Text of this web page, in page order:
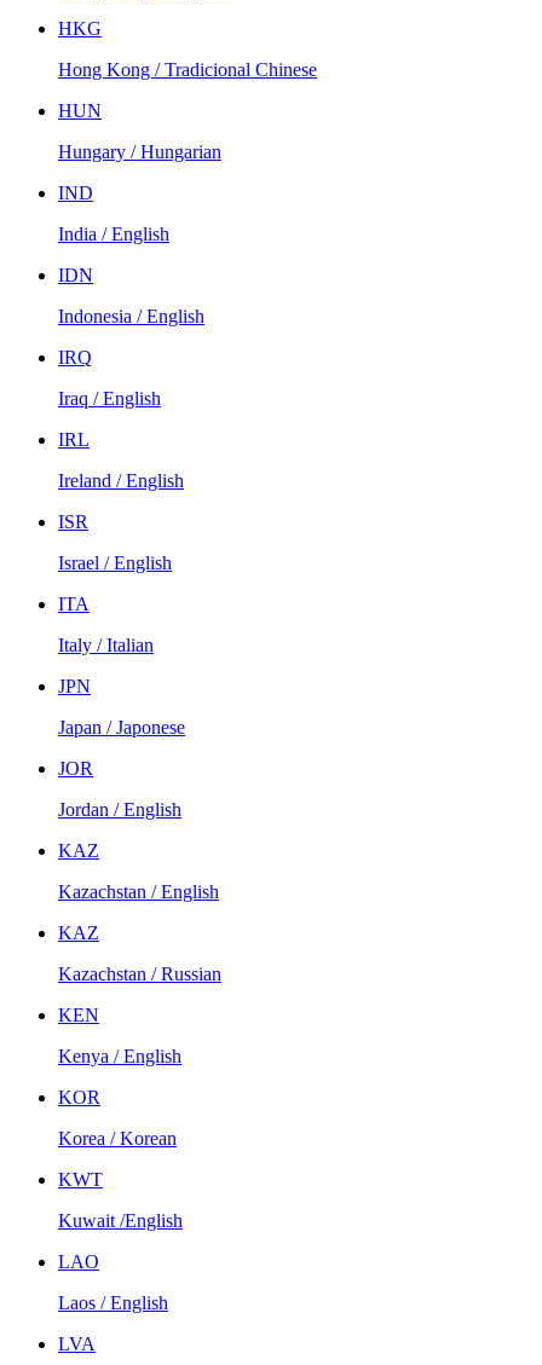
HKG
Hong Kong / Tradicional Chinese
HUN
Hungary / Hungarian
IND
India / English
IDN
Indonesia / English
IRQ
Iraq / English
IRL
Ireland / English
ISR
Israel / English
ITA
Italy / Italian
JPN
Japan / Japonese
JOR
Jordan / English
KAZ
Kazachstan / English
KAZ
Kazachstan / Russian
KEN
Kenya / English
KOR
Korea / Korean
KWT
Kuwait /English
LAO
Laos / English
LVA